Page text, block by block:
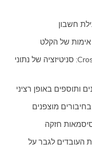
תקיפות Cross-Site Scripting (XSS): סניטיזציה של נתוני
ותוספים באופן רציני
מוצפנים
חזקה
העובדים לגבר על